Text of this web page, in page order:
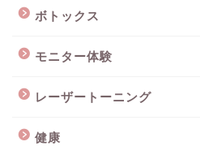
ボトックス
モニター体験
レーザートーニング
健康